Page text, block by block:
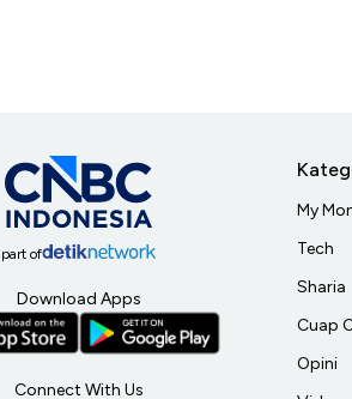
part of
Download Apps
Connect With Us
My
Tech
Sharia
Cuap
Opini